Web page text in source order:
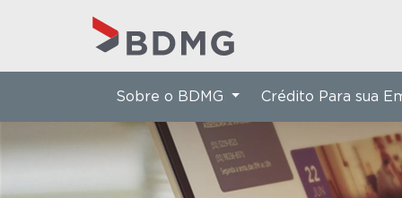
Sobre o BDMG Crédito Para sua